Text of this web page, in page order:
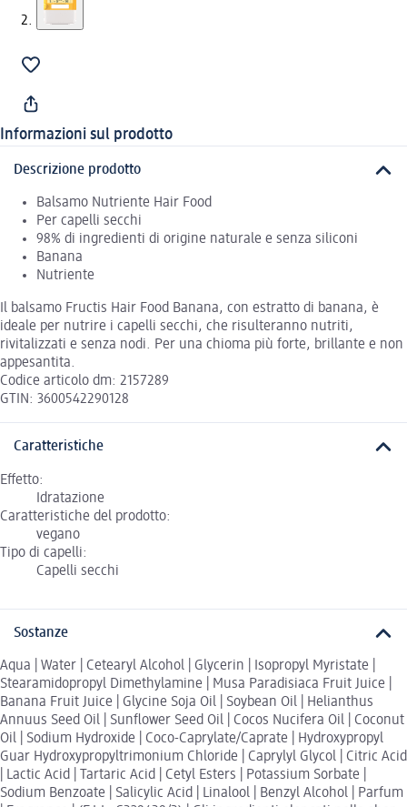
Informazioni sul prodotto
Descrizione prodotto
Balsamo Nutriente Hair Food
Per capelli secchi
98% di ingredienti di origine naturale e senza siliconi
Banana
Nutriente
Il balsamo Fructis Hair Food Banana, con estratto di banana, è
ideale per nutrire i capelli secchi, che risulteranno nutriti,
rivitalizzati e senza nodi. Per una chioma più forte, brillante e non
appesantita.
Codice articolo dm: 2157289
GTIN: 3600542290128
Caratteristiche
Effetto:
Idratazione
Caratteristiche del prodotto:
vegano
Tipo di capelli:
Capelli secchi
Sostanze
Aqua | Water | Cetearyl Alcohol | Glycerin | Isopropyl Myristate |
Stearamidopropyl Dimethylamine | Musa Paradisiaca Fruit Juice |
Banana Fruit Juice | Glycine Soja Oil | Soybean Oil | Helianthus
Annuus Seed Oil | Sunflower Seed Oil | Cocos Nucifera Oil | Coconut
Oil | Sodium Hydroxide | Coco-Caprylate/Caprate | Hydroxypropyl
Guar Hydroxypropyltrimonium Chloride | Caprylyl Glycol | Citric Acid
| Lactic Acid | Tartaric Acid | Cetyl Esters | Potassium Sorbate |
Sodium Benzoate | Salicylic Acid | Linalool | Benzyl Alcohol | Parfum